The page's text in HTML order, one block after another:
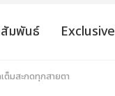
สัมพันธ์ Exclusive
ต็มสะกดทุกสายตา